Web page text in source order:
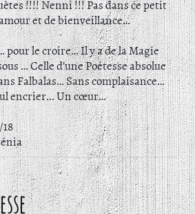
!!!! Nenni !!! Pas dans ce petit
et de bienveillance…
le croire… Il y a de la Magie
… Celle d’une Poétesse absolue
Falbalas… Sans complaisance…
encrier... Un cœur…